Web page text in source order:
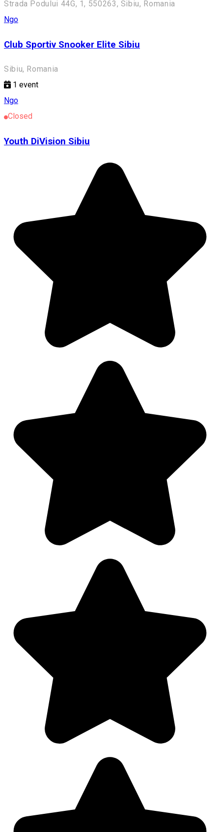
Strada Podului 44G, 1, 550263, Sibiu, Romania
Ngo
Club Sportiv Snooker Elite Sibiu
Sibiu, Romania
1 event
Ngo
Closed
Youth DiVision Sibiu